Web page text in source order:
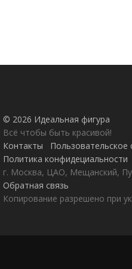
© 2026 Идеальная фигура
Всё чтобы быть красивой!
Контакты
Пользовательское
Политика конфидециальности
г. Москва, ЦАО, Мещанский,
Обратная связь
Копирование разрешено при